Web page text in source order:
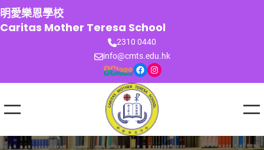
跳
至
主
明愛樂恩學校
Caritas Mother Teresa School
2310 0440
info@cmts.edu.hk
Facebook Instagram